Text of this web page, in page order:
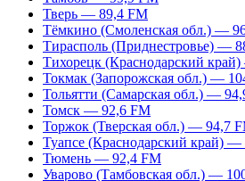
Тверь — 89,4 FM
Тёмкино (Смоленская обл.) —
Тирасполь (Приднестровье) —
Тихорецк (Краснодарский
Токмак (Запорожская обл.) —
Тольятти (Самарская обл.) —
Томск — 92,6 FM
Торжок (Тверская обл.) — 94,7
Туапсе (Краснодарский край) —
Тюмень — 92,4 FM
Уварово (Тамбовская обл.) —